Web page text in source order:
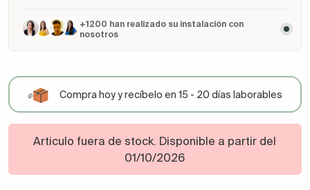
+1200 han realizado su instalación con
nosotros
Compra hoy y recíbelo en 15 - 20 días laborables
Articulo fuera de stock. Disponible a partir del
01/10/2026